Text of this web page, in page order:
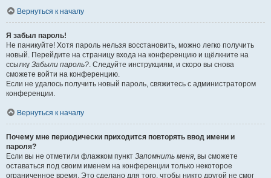
Вернуться к началу
Я забыл пароль!
Не паникуйте! Хотя пароль нельзя восстановить, можно легко получить
новый. Перейдите на страницу входа на конференцию и щёлкните на
ссылку Забыли пароль?. Следуйте инструкциям, и скоро вы снова
сможете войти на конференцию.
Если не удалось получить новый пароль, свяжитесь с администратором
конференции.
Вернуться к началу
Почему мне периодически приходится повторять ввод имени и
пароля?
Если вы не отметили флажком пункт Запомнить меня, вы сможете
оставаться под своим именем на конференции только некоторое
ограниченное время. Это сделано для того, чтобы никто другой не смог